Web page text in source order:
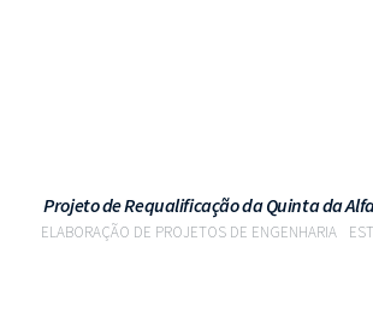
Projeto de Requalificação da Quinta da
ELABORAÇÃO DE PROJETOS DE ENGENHARIA